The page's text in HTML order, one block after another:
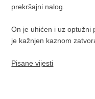
prekršajni nalog.
On je uhićen i uz optužni
je kažnjen kaznom
Pisane vijesti